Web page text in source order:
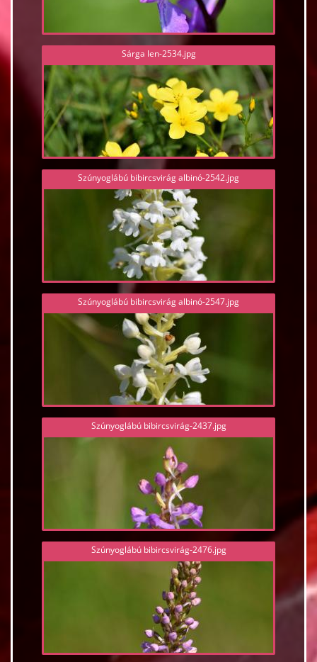
Sárga len-2534.jpg
Szúnyoglábú bibircsvirág albinó-2542.jpg
Szúnyoglábú bibircsvirág albinó-2547.jpg
Szúnyoglábú bibircsvirág-2437.jpg
Szúnyoglábú bibircsvirág-2476.jpg